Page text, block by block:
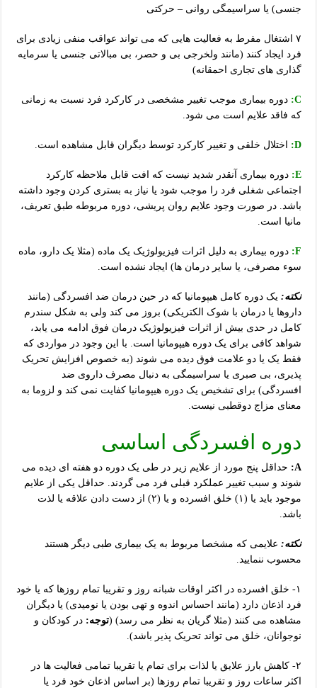
جنسی) یا سراسیمگی روانی – حرکتی
۷ اشتغال مفرط به فعالیت هایی که می تواند عواقب منفی زیادی برای
فرد ایجاد کنند (مانند ولخرجی بی و حصر، بی مبالاتی جنسی یا سرمایه
گذاری های تجاری احمقانه)
C: دوره بیماری موجب تغییر مشخصی در کارکرد فرد نسبت به زمانی
که فاقد علایم است می شود.
D: اختلال خلقی و تغییر کارکرد توسط دیگران قابل مشاهده است.
E:
دوره بیماری آنقدر شدید نیست که افت قابل ملاحظه کارکرد
اجتماعی شغلی فرد را موجب شود یا نیاز به بستری کردن وجود داشته
باشد. در صورت وجود علایم روان پریشی، دوره مربوطه طبق تعریف،
مانیا است.
F: دوره بیماری به دلیل اثرات فیزیولوژیک یک ماده (مثلا یک دارو، ماده
سوء مصرفی، یا سایر درمان ها) ایجاد نشده است.
نکته: یک دوره کامل هیپومانیا که در حین درمان ضد افسردگی (مانند
داروها یا درمان با شوک الکتریکی) بروز می کند ولی به شکل سندرم
کامل در حدی بیش از اثرات فیزیولوژیک درمان فوق ادامه می یابد،
شواهد کافی برای یک دوره هیپومانیا است. با این وجود در مواردی که
فقط یک یا دو علامت فوق دیده می شوند (به خصوص افزایش تحریک
پذیری، بی صبری یا سراسیمگی به دنبال مصرف داروی ضد
افسردگی) برای تشخیص یک دوره هیپومانیا کفایت نمی کند و لزوما به
معنای مزاج دوقطبی نیست.
دوره افسردگی اساسی
A:
حداقل پنج مورد از علایم زیر در طی یک دوره دو هفته ای دیده می
شوند و سبب تغییر عملکرد قبلی فرد می گردند. حداقل یکی از علایم
موجود باید یا (۱) خلق افسرده و یا (۲) از دست دادن علاقه یا لذت
باشد.
نکته: علایمی که مشخصا مربوط به یک بیماری طبی دیگر هستند
محسوب ننمایید.
۱- خلق افسرده در اکثر اوقات شبانه روز و تقریبا تمام روزها که یا خود
فرد اذعان دارد (مانند احساس اندوه و تهی بودن یا نومیدی) یا دیگران
مشاهده می کنند (مثلا گریان به نظر می رسد) (توجه: در کودکان و
نوجوانان، خلق می تواند تحریک پذیر باشد).
۲- کاهش بارز علایق یا لذات برای تمام یا تقریبا تمامی فعالیت ها در
اکثر ساعات روز و تقریبا تمام روزها (بر اساس اذعان خود فرد یا